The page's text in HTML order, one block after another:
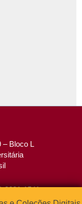
– Bloco L
3091-1541